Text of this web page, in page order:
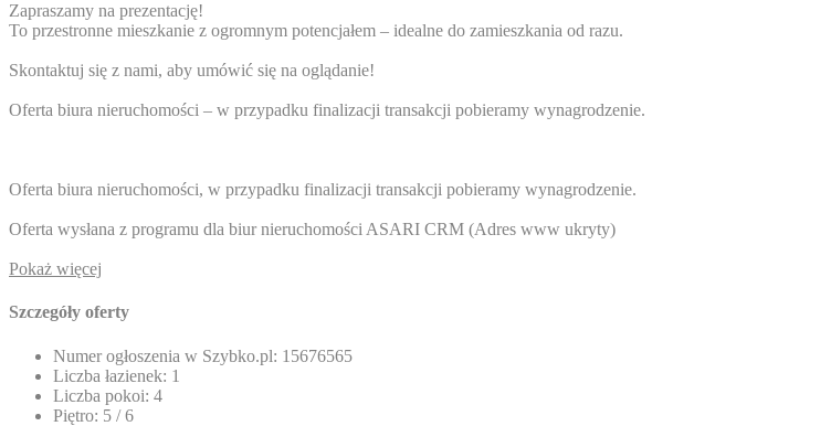
Zapraszamy na prezentację!
To przestronne mieszkanie z ogromnym potencjałem – idealne do zamieszkania od razu.
Skontaktuj się z nami, aby umówić się na oglądanie!
Oferta biura nieruchomości – w przypadku finalizacji transakcji pobieramy wynagrodzenie.
Oferta biura nieruchomości, w przypadku finalizacji transakcji pobieramy wynagrodzenie.
Oferta wysłana z programu dla biur nieruchomości ASARI CRM (Adres www ukryty)
Pokaż więcej
Szczegóły oferty
Numer ogłoszenia w Szybko.pl: 15676565
Liczba łazienek: 1
Liczba pokoi: 4
Piętro: 5 / 6